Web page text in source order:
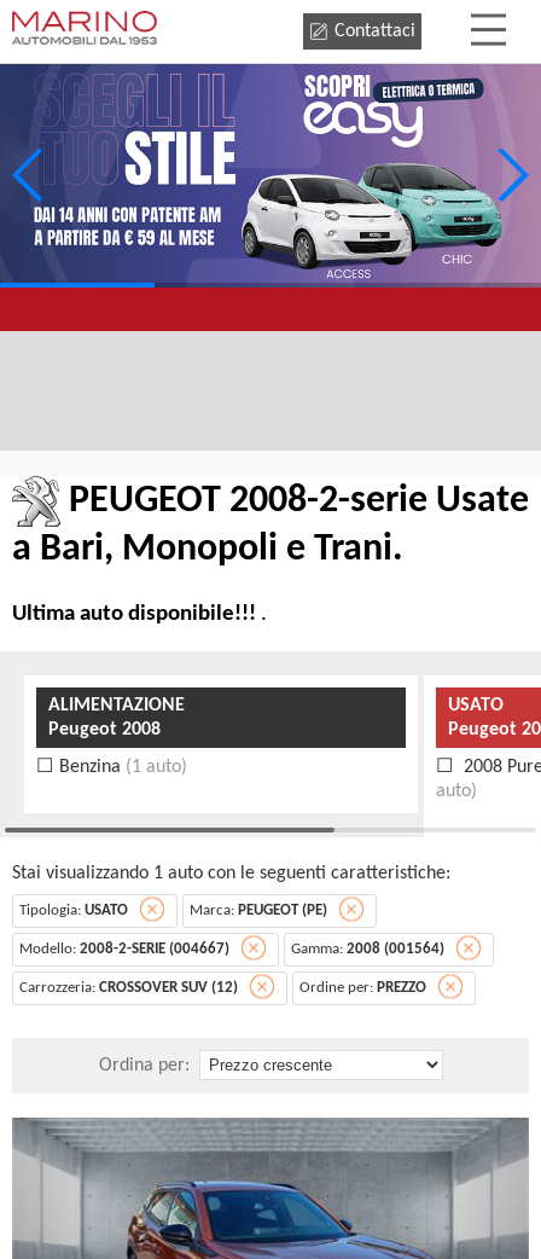
Contattaci
PEUGEOT 2008-2-serie Usate
a Bari, Monopoli e Trani.
Ultima auto disponibile!!! .
ALIMENTAZIONE
Peugeot 2008
Benzina (1 auto)
USATO
Peugeot
2008
auto)
Stai visualizzando 1 auto con le seguenti caratteristiche:
Tipologia: USATO Marca: PEUGEOT (PE)
Modello: 2008-2-SERIE (004667) Gamma: 2008 (001564)
Carrozzeria: CROSSOVER SUV (12) Ordine per: PREZZO
Ordina per: